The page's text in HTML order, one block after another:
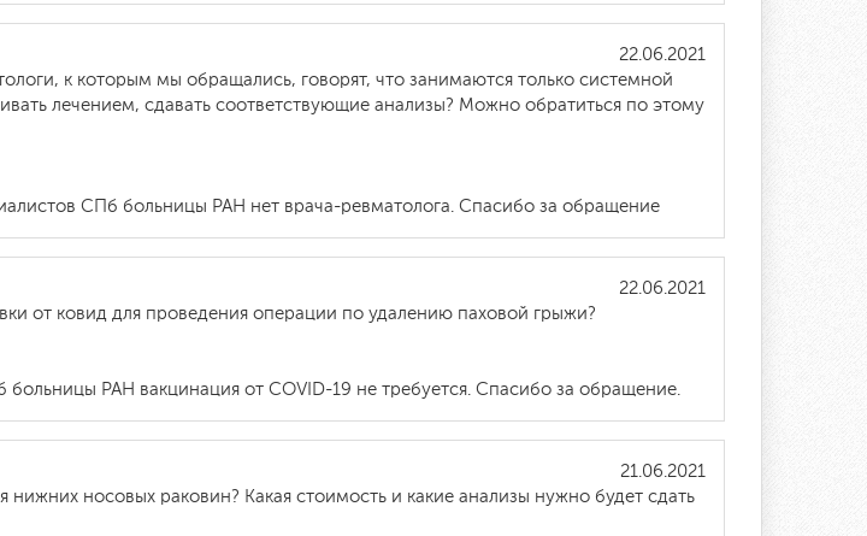
22.06.2021
к которым мы обращались, говорят, что занимаются только системной
лечением, сдавать соответствующие анализы? Можно обратиться по этому
СПб больницы РАН нет врача-ревматолога. Спасибо за обращение
22.06.2021
от ковид для проведения операции по удалению паховой грыжи?
РАН вакцинация от COVID-19 не требуется. Спасибо за обращение.
21.06.2021
носовых раковин? Какая стоимость и какие анализы нужно будет сдать